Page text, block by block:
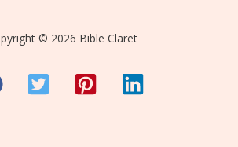
© 2026 Bible Claret